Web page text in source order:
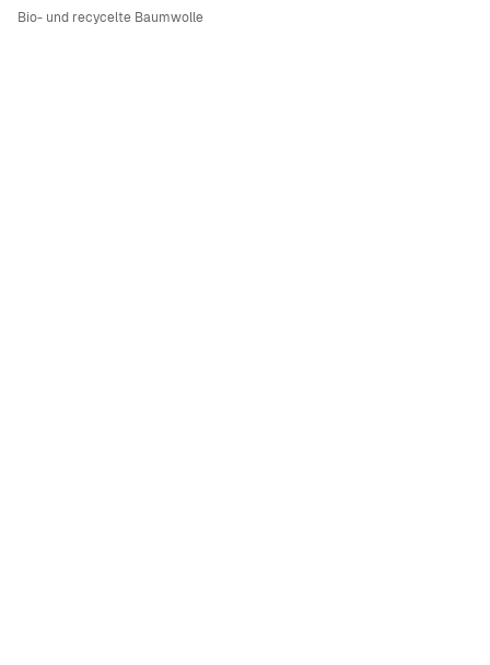
Bio- und recycelte Baumwolle